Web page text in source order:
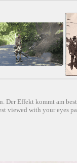
Der Effekt kommt am
viewed with your eyes